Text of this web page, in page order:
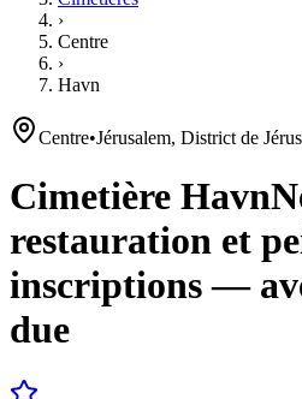
›
Centre
›
Havn
Centre•Jérusalem, District de
Cimetière Havn
restauration et
inscriptions —
due